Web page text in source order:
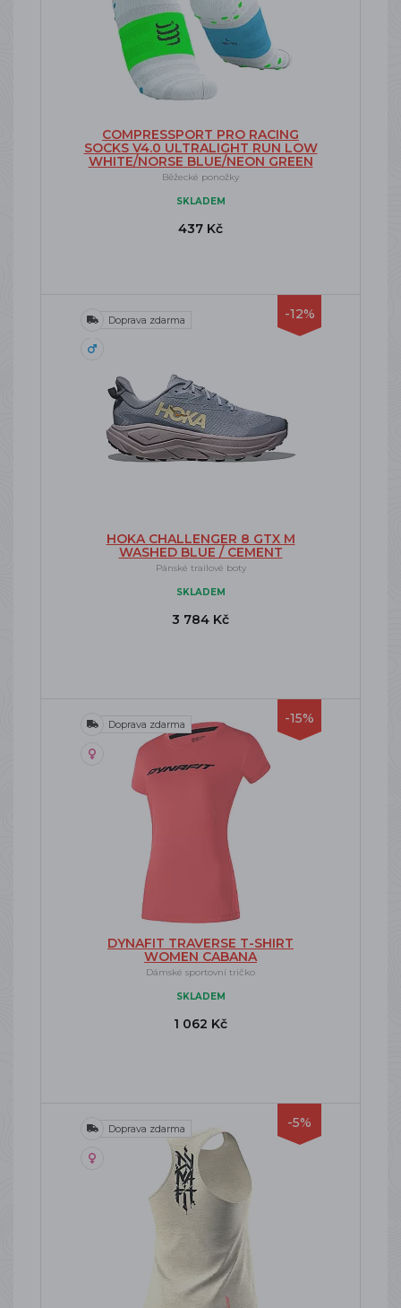
COMPRESSPORT PRO RACING
SOCKS V4.0 ULTRALIGHT RUN LOW
WHITE/NORSE BLUE/NEON GREEN
Běžecké ponožky
SKLADEM
437 Kč
-12%
Doprava zdarma
HOKA CHALLENGER 8 GTX M
WASHED BLUE / CEMENT
Pánské trailové boty
SKLADEM
3 784 Kč
-15%
Doprava zdarma
DYNAFIT TRAVERSE T-SHIRT
WOMEN CABANA
Dámské sportovní tričko
SKLADEM
1 062 Kč
-5%
Doprava zdarma